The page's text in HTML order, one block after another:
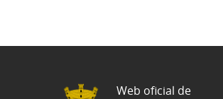
Web oficial de